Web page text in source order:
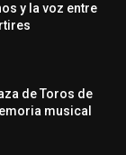
y la voz entre
de Toros de
musical